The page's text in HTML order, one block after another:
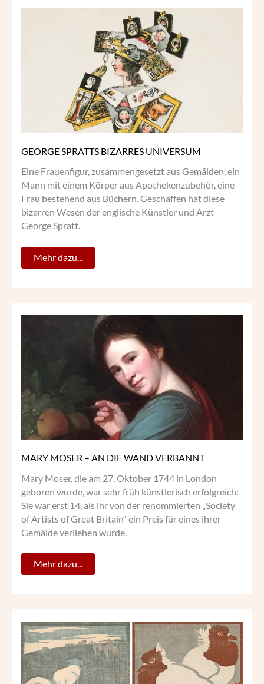
GEORGE SPRATTS BIZARRES UNIVERSUM
Eine Frauenfigur, zusammengesetzt aus Gemälden, ein
Mann mit einem Körper aus Apothekenzubehör, eine
Frau bestehend aus Büchern. Geschaffen hat diese
bizarren Wesen der englische Künstler und Arzt
George Spratt.
GEORGE
Mehr dazu...
MARY MOSER – AN DIE WAND VERBANNT
Mary Moser, die am 27. Oktober 1744 in London
geboren wurde, war sehr früh künstlerisch erfolgreich:
Sie war erst 14, als ihr von der renommierten „Society
of Artists of Great Britain“ ein Preis für eines ihrer
Gemälde verliehen wurde.
VERBANNT
Mehr dazu...
HILDE
EXNER
–
WIENER
KUNST
UM
1900